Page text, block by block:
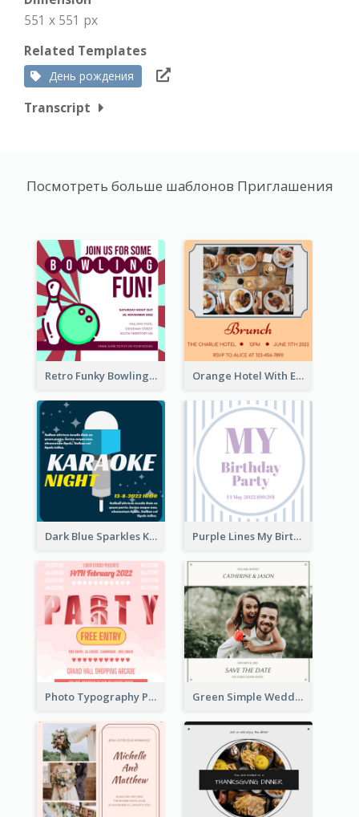
551 x 551 px
Related Templates
День рождения
Transcript
Посмотреть больше шаблонов Приглашения
Retro Funky Bowling Party Invitation Design Orange Hotel With Eating Brunch Invitation
Dark Blue Sparkles Karaoke Night Invitation Purple Lines My Birthday Party Celebration Invitation
Photo Typography Party Invitation Design Templates Green Simple Wedding Photo Wedding Invitation